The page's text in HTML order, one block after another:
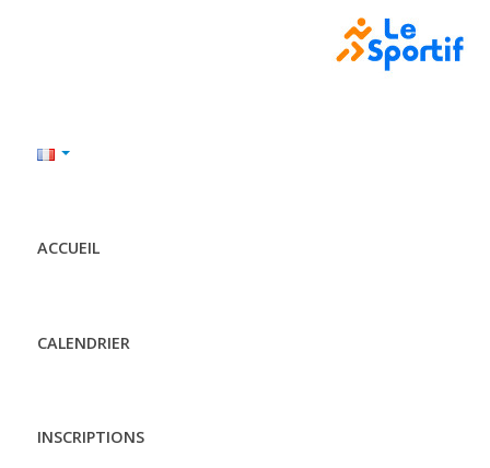
ACCUEIL
CALENDRIER
INSCRIPTIONS